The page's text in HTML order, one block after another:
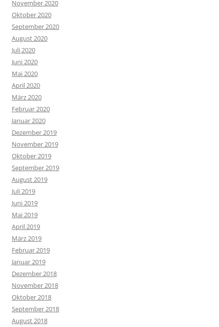
November 2020
Oktober 2020
September 2020
August 2020
Juli 2020
Juni 2020
Mai 2020
April 2020
März 2020
Februar 2020
Januar 2020
Dezember 2019
November 2019
Oktober 2019
September 2019
August 2019
Juli 2019
Juni 2019
Mai 2019
April 2019
März 2019
Februar 2019
Januar 2019
Dezember 2018
November 2018
Oktober 2018
September 2018
August 2018